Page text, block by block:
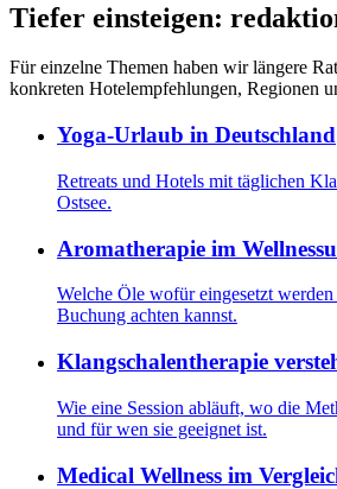
Tiefer einsteigen:
Für einzelne Themen haben wir längere
konkreten Hotelempfehlungen, Regionen
Yoga-Urlaub in Deutschland
Retreats und Hotels mit täglichen
Ostsee.
Aromatherapie im
Welche Öle wofür eingesetzt
Buchung achten kannst.
Klangschalentherapie
Wie eine Session abläuft, wo die
und für wen sie geeignet ist.
Medical Wellness im